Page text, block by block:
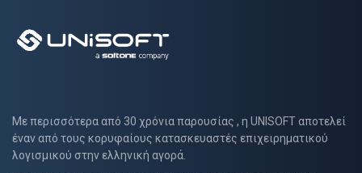
Με περισσότερα από 30 χρόνια παρουσίας , η UNISOFT αποτελεί
έναν από τους κορυφαίους κατασκευαστές επιχειρηματικού
λογισμικού στην ελληνική αγορά.